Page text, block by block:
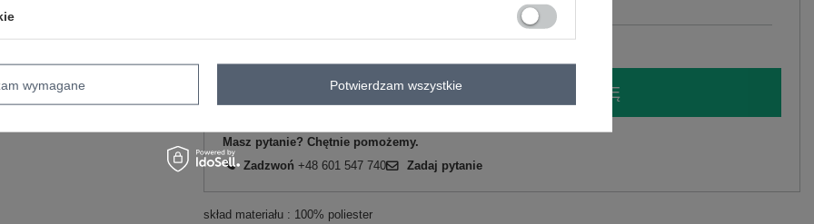
Zobacz wszystkie kolory (+2)
ZALOGUJ SIĘ I ZOBACZ CENĘ
Masz pytanie? Chętnie pomożemy.
Zadzwoń +48 601 547 740 Zadaj pytanie
skład materiału : 100% poliester
wymagane Potwierdzam wszystkie